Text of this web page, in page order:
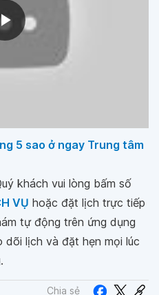
5 sao ở ngay Trung tâm
khách vui lòng bấm số
VỤ hoặc đặt lịch trực tiếp
tự động trên ứng dụng
dõi lịch và đặt hẹn mọi lúc
Chia sẻ